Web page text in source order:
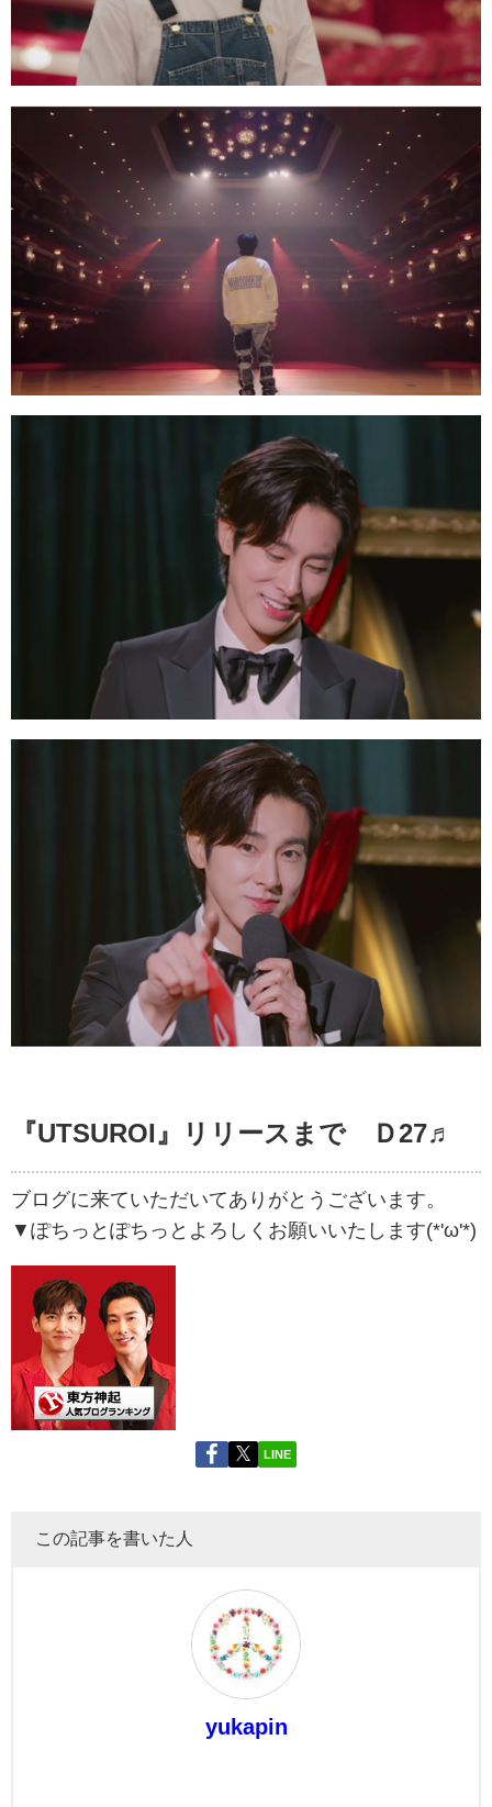
『UTSUROI』リリースまで Ｄ27♬
ブログに来ていただいてありがとうございます。
▼ぽちっとぽちっとよろしくお願いいたします(*'ω'*)
LINE
この記事を書いた人
yukapin